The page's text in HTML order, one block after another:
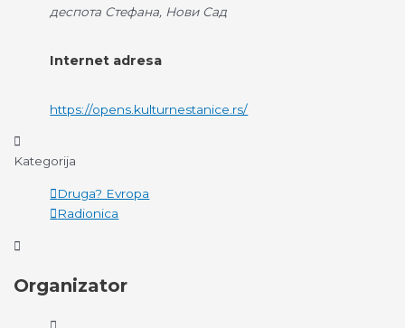
деспота Стефана, Нови Сад
Internet adresa
https://opens.kulturnestanice.rs/
Kategorija
Druga? Evropa
Radionica
Organizator